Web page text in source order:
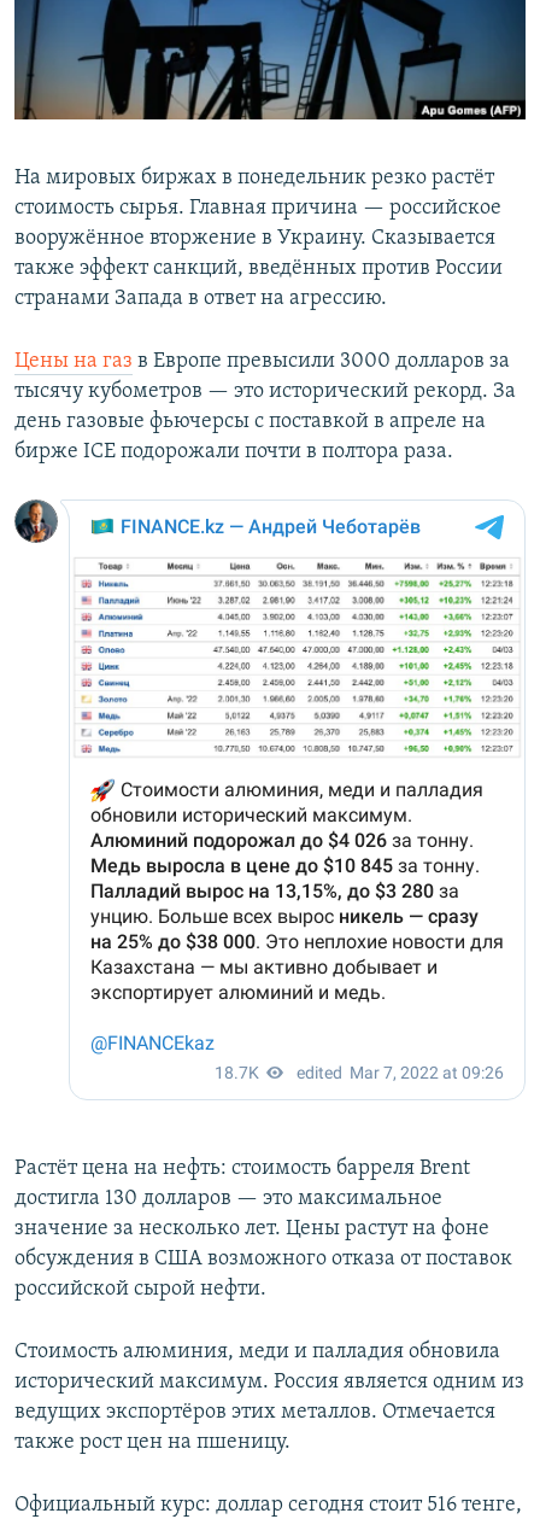
На мировых биржах в понедельник резко растёт
стоимость сырья. Главная причина — российское
вооружённое вторжение в Украину. Сказывается
также эффект санкций, введённых против России
странами Запада в ответ на агрессию.
Цены на газ в Европе превысили 3000 долларов за
тысячу кубометров — это исторический рекорд. За
день газовые фьючерсы с поставкой в апреле на
бирже ICE подорожали почти в полтора раза.
Растёт цена на нефть: стоимость барреля Brent
достигла 130 долларов — это максимальное
значение за несколько лет. Цены растут на фоне
обсуждения в США возможного отказа от поставок
российской сырой нефти.
Стоимость алюминия, меди и палладия обновила
исторический максимум. Россия является одним из
ведущих экспортёров этих металлов. Отмечается
также рост цен на пшеницу.
Официальный курс: доллар сегодня стоит 516 тенге,